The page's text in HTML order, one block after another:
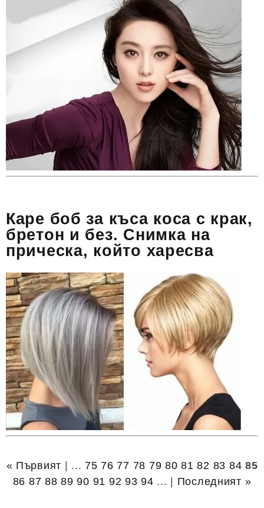
Каре боб за къса коса с крак,
бретон и без. Снимка на
прическа, който харесва
« Първият | ... 75 76 77 78 79 80 81 82 83 84 85
86 87 88 89 90 91 92 93 94 ... | Последният »